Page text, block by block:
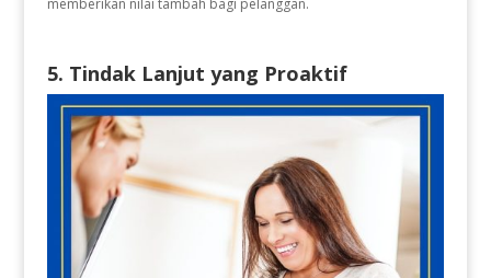
5. Tindak Lanjut yang Proaktif